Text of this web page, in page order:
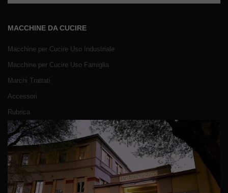
MACCHINE DA CUCIRE
Macchine per Cucire Uso Industriale
Macchine per Cucire Uso Famiglia
Marchi Trattati
Accessori
Rubrica